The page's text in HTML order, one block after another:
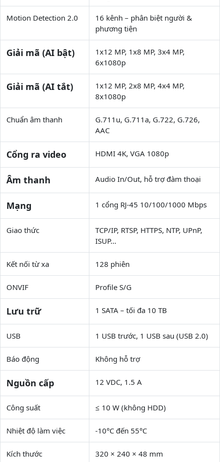
Motion Detection 2.0
16 kênh – phân biệt người &
phương tiện
Giải mã (AI bật)
1x12 MP, 1x8 MP, 3x4 MP,
6x1080p
Giải mã (AI tắt)
1x12 MP, 2x8 MP, 4x4 MP,
8x1080p
Chuẩn âm thanh
G.711u, G.711a, G.722, G.726,
AAC
Cổng ra video HDMI 4K, VGA 1080p
Âm thanh Audio In/Out, hỗ trợ đàm thoại
Mạng 1 cổng RJ-45 10/100/1000 Mbps
Giao thức
TCP/IP, RTSP, HTTPS, NTP, UPnP,
ISUP…
Kết nối từ xa 128 phiên
ONVIF Profile S/G
Lưu trữ 1 SATA – tối đa 10 TB
USB 1 USB trước, 1 USB sau (USB 2.0)
Báo động Không hỗ trợ
Nguồn cấp 12 VDC, 1.5 A
Công suất ≤ 10 W (không HDD)
Nhiệt độ làm việc -10°C đến 55°C
Kích thước 320 × 240 × 48 mm